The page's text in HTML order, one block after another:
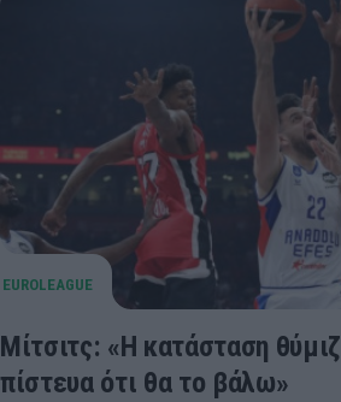
Μίτσιτς: «Η κατάσταση
πίστευα ότι θα το βάλω»